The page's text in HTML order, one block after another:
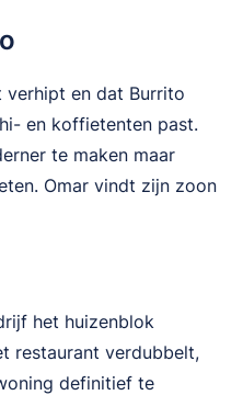
en dat Burrito
en koffietenten past.
te maken maar
Omar vindt zijn zoon
het huizenblok
restaurant verdubbelt,
definitief te